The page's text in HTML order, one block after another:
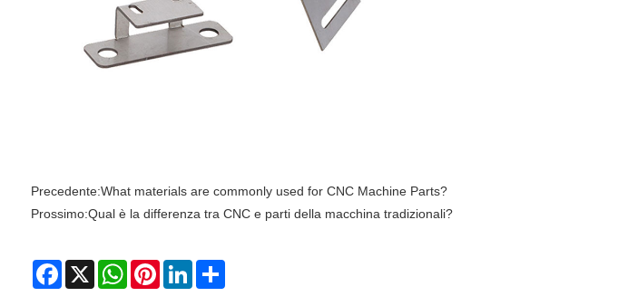
Precedente:What materials are commonly used for CNC Machine Parts?
Prossimo:Qual è la differenza tra CNC e parti della macchina tradizionali?
Facebook
X WhatsAppPinterestLinkedInShare